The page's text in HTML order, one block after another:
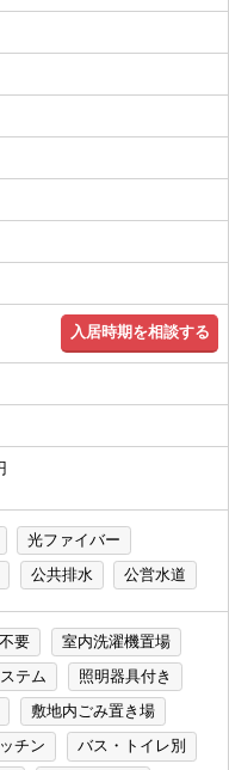
入居時期を相談する
光ファイバー
公共排水 公営水道
要
室内洗濯機置場
テム
照明器具付き
敷地内ごみ置き場
チン
バス・トイレ別